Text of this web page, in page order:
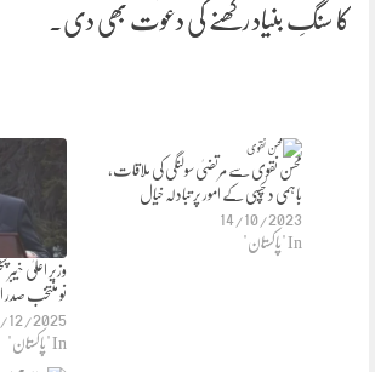
کا سنگِ بنیاد رکھنے کی دعوت بھی دی۔
وزیر اعلیٰ
نو منتخب صدر
12/2025
In "پاکستان"
محسن نقوی سے مرتضیٰ سولنگی کی ملاقات،
باہمی دلچسپی کے امور پر تبادلہ خیال
14/10/2023
In "پاکستان"